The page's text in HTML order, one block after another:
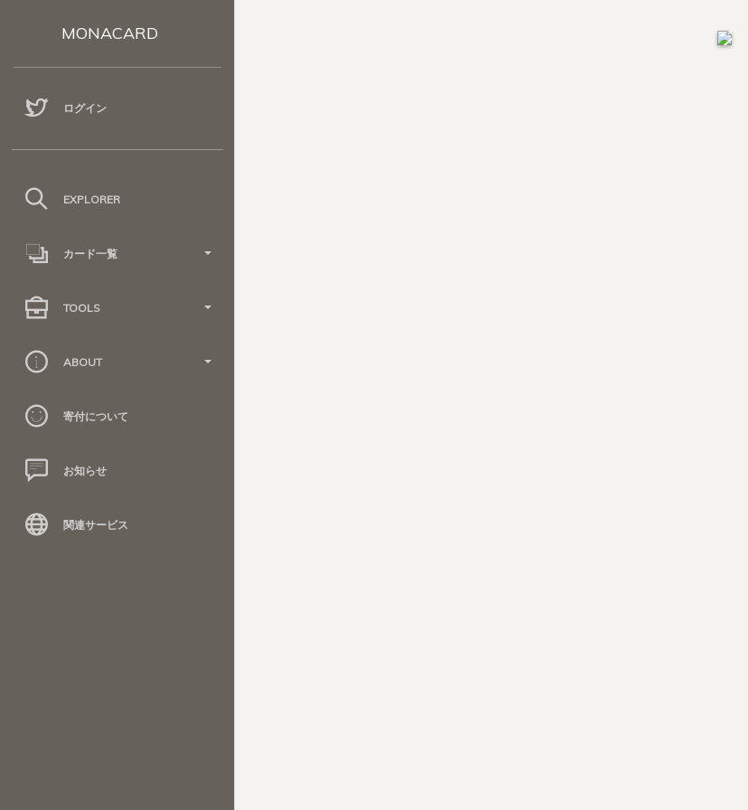
MONACARD
ログイン
EXPLORER
カード一覧
TOOLS
ABOUT
寄付について
お知らせ
関連サービス